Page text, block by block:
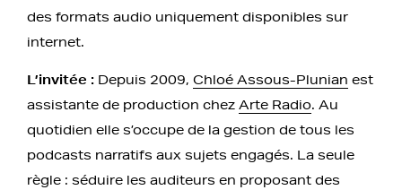
des formats audio uniquement disponibles sur
internet.
L’invitée : Depuis 2009, Chloé Assous-Plunian est
assistante de production chez Arte Radio. Au
quotidien elle s’occupe de la gestion de tous les
podcasts narratifs aux sujets engagés. La seule
règle : séduire les auditeurs en proposant des